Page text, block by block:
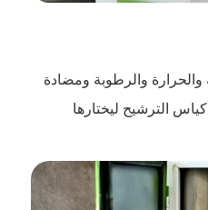
والحرارة والرطوبة ومضادة
الترشيح ليختارها